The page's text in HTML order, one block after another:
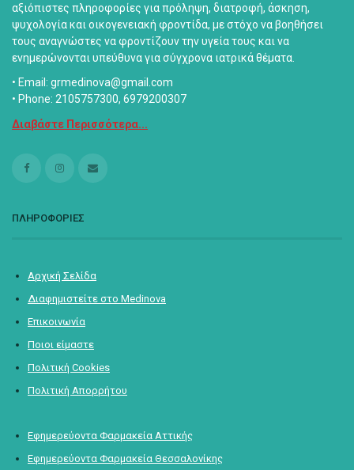
αξιόπιστες πληροφορίες για πρόληψη, διατροφή, άσκηση,
ψυχολογία και οικογενειακή φροντίδα, με στόχο να βοηθήσει
τους αναγνώστες να φροντίζουν την υγεία τους και να
ενημερώνονται υπεύθυνα για σύγχρονα ιατρικά θέματα.
• Email: grmedinova@gmail.com
• Phone: 2105757300, 6979200307
Διαβάστε Περισσότερα...
ΠΛΗΡΟΦΟΡΙΕΣ
Αρχική Σελίδα
Διαφημιστείτε στο Medinova
Επικοινωνία
Ποιοι είμαστε
Πολιτική Cookies
Πολιτική Απορρήτου
Εφημερεύοντα Φαρμακεία Αττικής
Εφημερεύοντα Φαρμακεία Θεσσαλονίκης